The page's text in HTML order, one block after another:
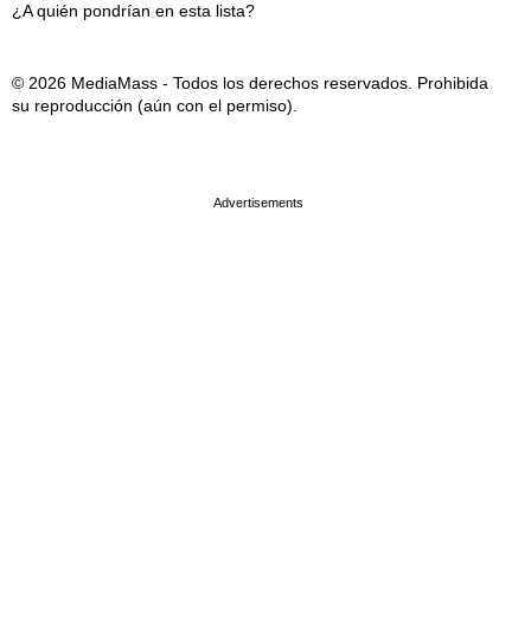
¿A quién pondrían en esta lista?
© 2026 MediaMass - Todos los derechos reservados. Prohibida
su reproducción (aún con el permiso).